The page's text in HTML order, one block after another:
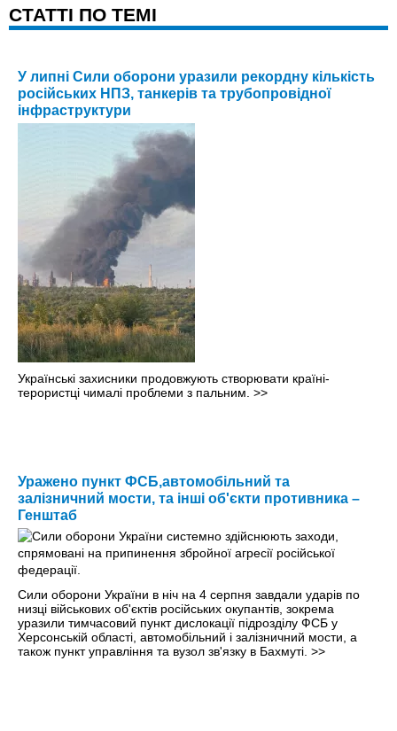
CТАТТІ ПО ТЕМІ
У липні Сили оборони уразили рекордну кількість
російських НПЗ, танкерів та трубопровідної
інфраструктури
Українські захисники продовжують створювати країні-
терористці чималі проблеми з пальним. >>
Уражено пункт ФСБ,автомобільний та
залізничний мости, та інші об'єкти противника –
Генштаб
Сили оборони України в ніч на 4 серпня завдали ударів по
низці військових об'єктів російських окупантів, зокрема
уразили тимчасовий пункт дислокації підрозділу ФСБ у
Херсонській області, автомобільний і залізничний мости, а
також пункт управління та вузол зв'язку в Бахмуті. >>